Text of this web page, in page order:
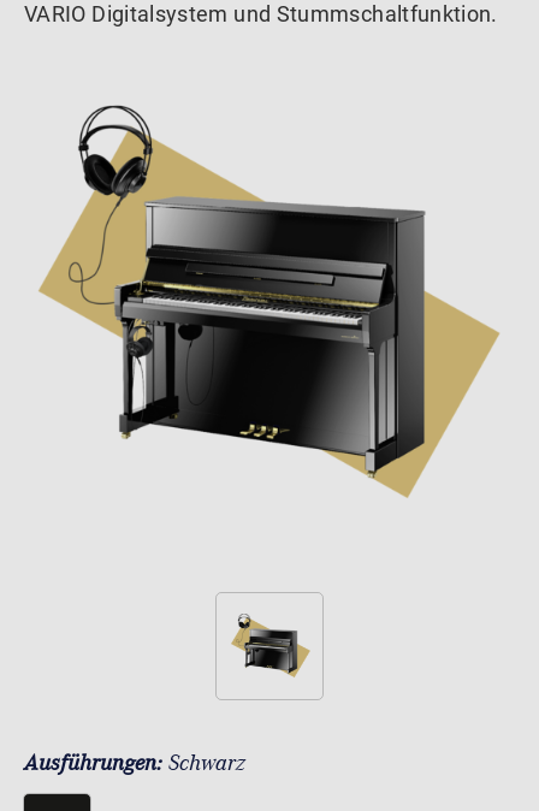
VARIO Digitalsystem und Stummschaltfunktion.
Ausführungen: Schwarz